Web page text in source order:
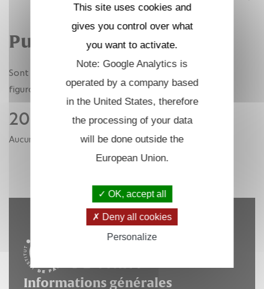
Publications
Sont listées ci-dessous, par année, les publications
figurant dans l'archive ouverte HAL.
2019
Aucune publication pour cette année.
RETOUR AUX ANNÉES
Informations générales
This site uses cookies and
gives you control over what
you want to activate.
Note: Google Analytics is
operated by a company based
in the United States, therefore
the processing of your data
will be done outside the
European Union.
OK, accept all
Deny all cookies
Personalize